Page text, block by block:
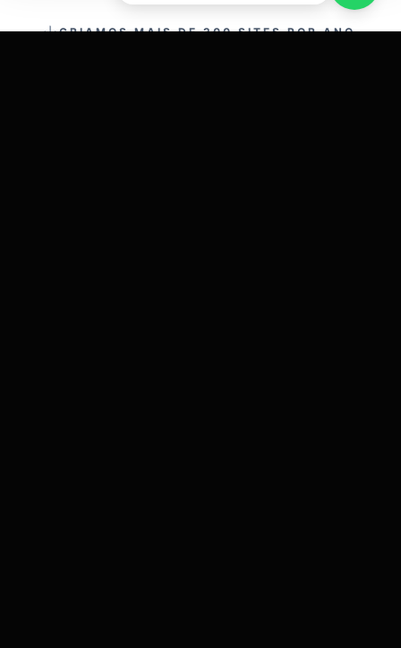
CRIAMOS MAIS DE 200 SITES POR ANO.